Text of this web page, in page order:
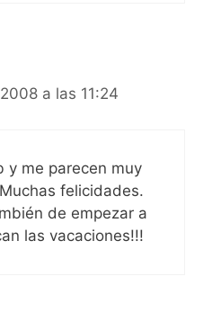
a las 11:24
y me parecen muy
felicidades.
de empezar a
las vacaciones!!!